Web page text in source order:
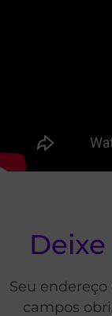
Seu
campos